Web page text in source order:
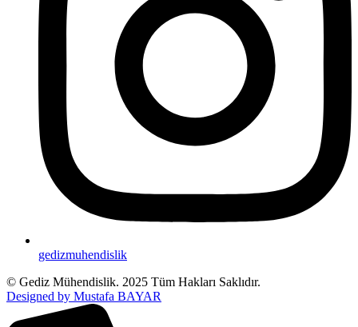
gedizmuhendislik
© Gediz Mühendislik. 2025 Tüm Hakları Saklıdır.
Designed by Mustafa BAYAR